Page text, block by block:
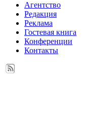
Агентство
Редакция
Реклама
Гостевая книга
Конференции
Контакты